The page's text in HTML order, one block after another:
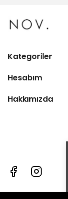
Kategoriler
Hesabım
Hakkımızda